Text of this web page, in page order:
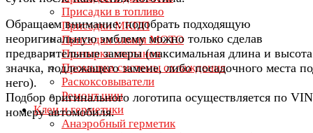
Присадки в топливо
Присадки МКПП
Присадки химия МОТО
Притирка клапанов
Промывка системы охлаждения
Раскоксовыватели
Ремонт шин
Клеи и герметики
Анаэробный герметик
Обращаем внимание: подобрать подходящую
неоригинальную эмблему можно только сделав
предварительные замеры (максимальная длина и высота
значка, подлежащего замене, либо посадочного места
него).
Подбор оригинального логотипа осуществляется по
номеру автомобиля.